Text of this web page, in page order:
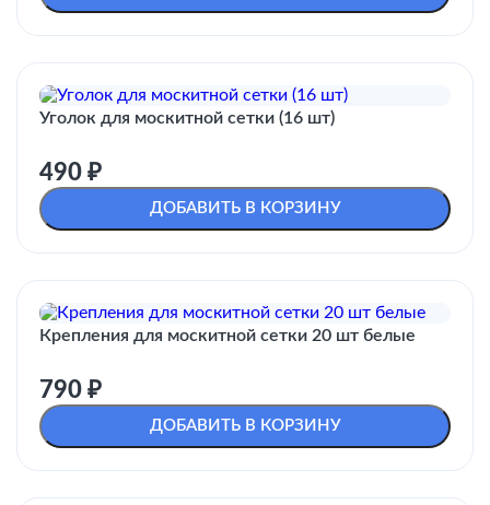
Уголок для москитной сетки (16 шт)
490 ₽
ДОБАВИТЬ В КОРЗИНУ
Крепления для москитной сетки 20 шт белые
790 ₽
ДОБАВИТЬ В КОРЗИНУ